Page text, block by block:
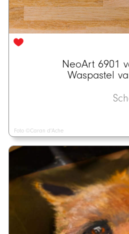
NeoArt 6901
Waspastel
Foto ©Caran d'Ache